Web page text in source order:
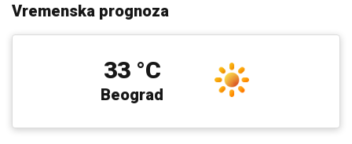
Vremenska prognoza
Beograd
33 °C